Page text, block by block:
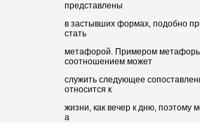
представлены
в застывших формах, подобно
стать
метафорой. Примером
соотношением может
служить следующее
относится к
жизни, как вечер к дню, поэтому
а